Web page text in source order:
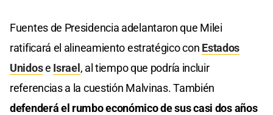
Fuentes de Presidencia adelantaron que Milei
ratificará el alineamiento estratégico con Estados
Unidose Israel, al tiempo que podría incluir
referencias a la cuestión Malvinas. También
defenderá el rumbo económico de sus casi dos años